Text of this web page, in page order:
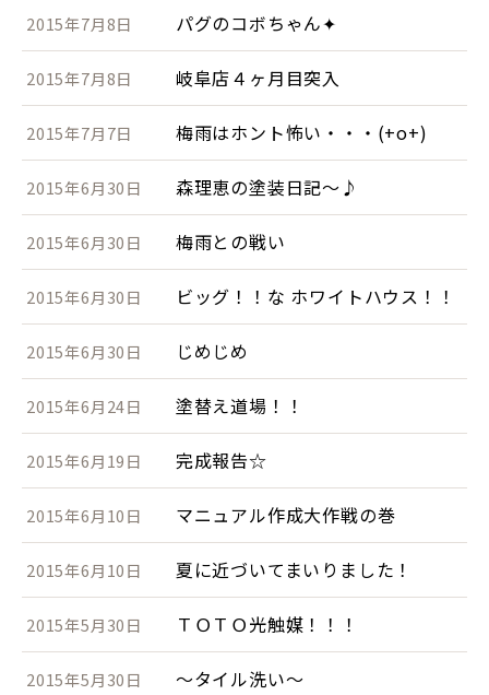
2015年7月8日 パグのコボちゃん✦
2015年7月8日 岐阜店４ヶ月目突入
2015年7月7日 梅雨はホント怖い・・・(+o+)
2015年6月30日 森理恵の塗装日記～♪
2015年6月30日 梅雨との戦い
2015年6月30日 ビッグ！！な ホワイトハウス！！
2015年6月30日 じめじめ
2015年6月24日 塗替え道場！！
2015年6月19日 完成報告☆
2015年6月10日 マニュアル作成大作戦の巻
2015年6月10日 夏に近づいてまいりました！
2015年5月30日 ＴＯＴＯ光触媒！！！
2015年5月30日 ～タイル洗い～